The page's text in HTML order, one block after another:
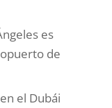
es
de
el Dubái